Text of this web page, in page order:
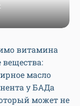
витамина
вещества:
масло
у БАДа
может не